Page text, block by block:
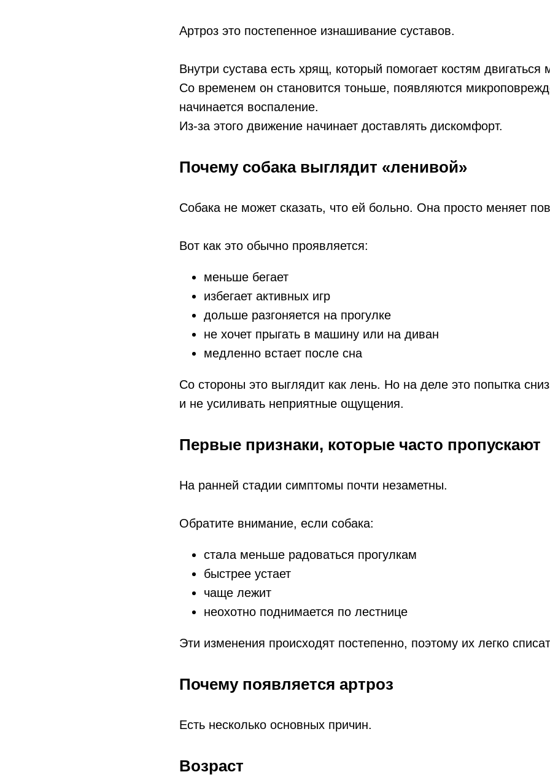
Артроз это постепенное изнашивание суставов.
Внутри сустава есть хрящ, который помогает костям двигаться
Со временем он становится тоньше, появляются
начинается воспаление.
Из-за этого движение начинает доставлять дискомфорт.
Почему собака выглядит «ленивой»
Собака не может сказать, что ей больно. Она просто меняет
Вот как это обычно проявляется:
меньше бегает
избегает активных игр
дольше разгоняется на прогулке
не хочет прыгать в машину или на диван
медленно встает после сна
Со стороны это выглядит как лень. Но на деле это попытка
и не усиливать неприятные ощущения.
Первые признаки, которые часто пропускают
На ранней стадии симптомы почти незаметны.
Обратите внимание, если собака:
стала меньше радоваться прогулкам
быстрее устает
чаще лежит
неохотно поднимается по лестнице
Эти изменения происходят постепенно, поэтому их легко
Почему появляется артроз
Есть несколько основных причин.
Возраст